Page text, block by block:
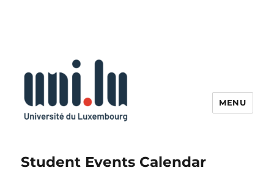
Student Events Calendar
MENU